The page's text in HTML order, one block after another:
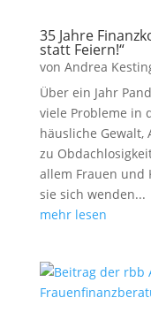
35 Jahre
statt Feiern!“
von Andrea
Über ein Jahr
viele Probleme in
häusliche Gewalt,
zu
allem Frauen und
sie sich wenden...
mehr lesen